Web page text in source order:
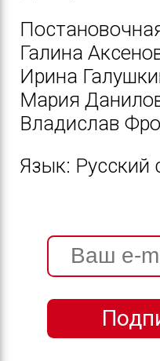
Галина
Ирина
Мария
Владислав
Язык: Русский